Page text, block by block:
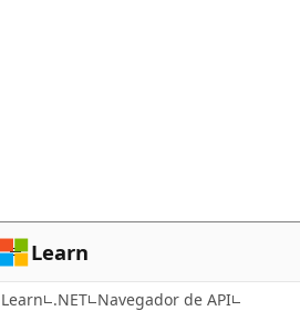
na
página
Learn
Learn .NET Navegador de API